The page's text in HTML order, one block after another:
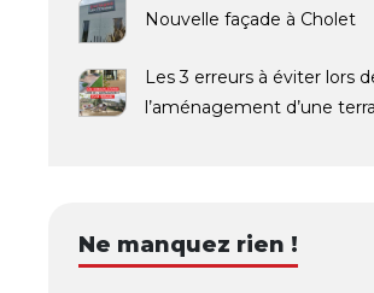
Nouvelle façade à Cholet
Les 3 erreurs à éviter lors
l’aménagement d’une
Ne manquez rien !